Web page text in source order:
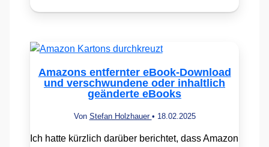
Amazons entfernter eBook-Download
und verschwundene oder inhaltlich
geänderte eBooks
Von Stefan Holzhauer • 18.02.2025
Ich hatte kürzlich darüber berichtet, dass Amazon